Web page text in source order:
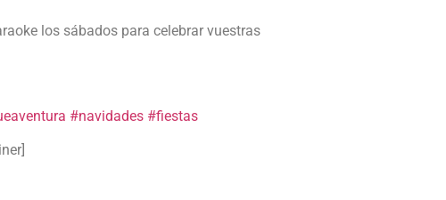
los sábados para celebrar vuestras
#navidades #fiestas